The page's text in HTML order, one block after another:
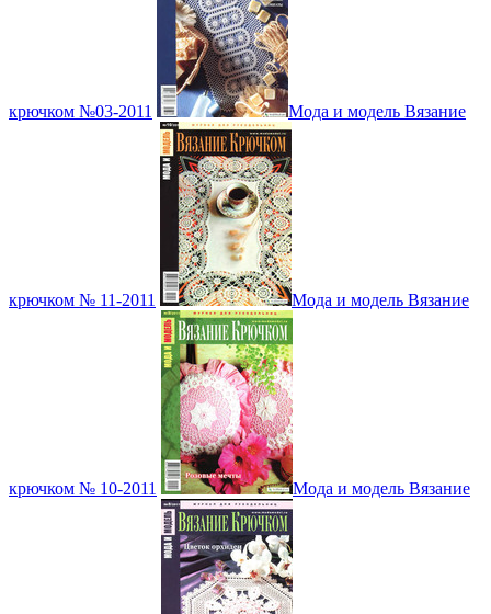
крючком №03-2011 Мода и модель Вязание
крючком № 11-2011 Мода и модель Вязание
крючком № 10-2011 Мода и модель Вязание